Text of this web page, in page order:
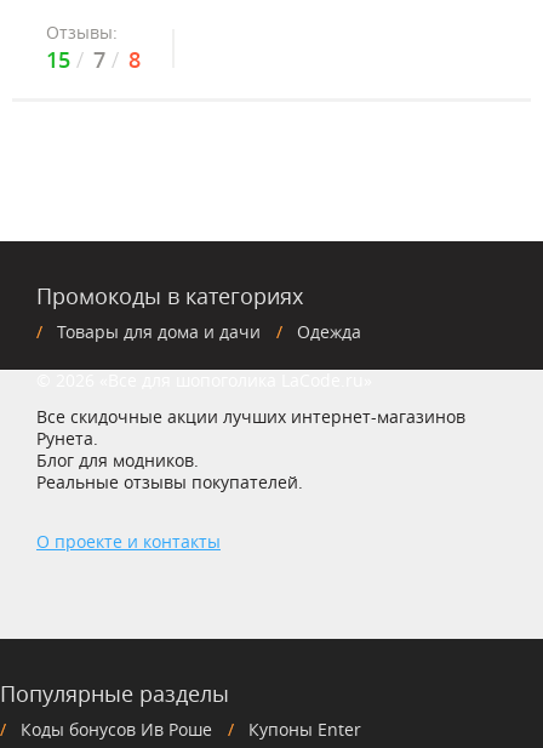
Отзывы:
15 7 8
Промокоды в категориях
Товары для дома и дачи Одежда
Все скидочные акции лучших интернет-магазинов
Рунета.
Блог для модников.
Реальные отзывы покупателей.
О проекте и контакты
Популярные разделы
Коды бонусов Ив Роше
Купоны Enter